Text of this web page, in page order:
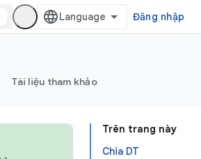
Đăng nhập
Tài liệu tham khảo
Trên trang này
Chia DT